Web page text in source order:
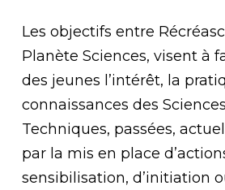
Les objectifs entre
Planète Sciences, visent à
des jeunes l’intérêt, la
connaissances des
Techniques, passées,
par la mis en place
sensibilisation, d’initiation